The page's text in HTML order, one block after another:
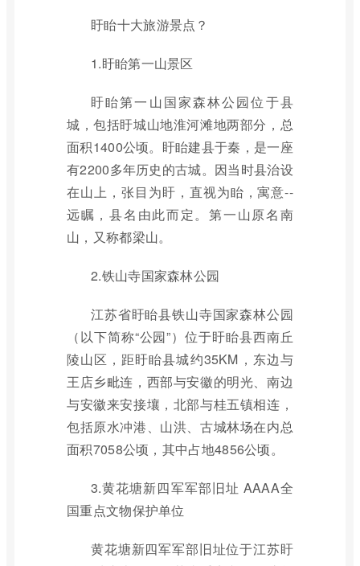
盱眙十大旅游景点？
1.盱眙第一山景区
盱眙第一山国家森林公园位于县
城，包括盱城山地淮河滩地两部分，总
面积1400公顷。盱眙建县于秦，是一座
有2200多年历史的古城。因当时县治设
在山上，张目为盱，直视为眙，寓意--
远瞩，县名由此而定。第一山原名南
山，又称都梁山。
2.铁山寺国家森林公园
江苏省盱眙县铁山寺国家森林公园
（以下简称“公园”）位于盱眙县西南丘
陵山区，距盱眙县城约35KM，东边与
王店乡毗连，西部与安徽的明光、南边
与安徽来安接壤，北部与桂五镇相连，
包括原水冲港、山洪、古城林场在内总
面积7058公顷，其中占地4856公顷。
3.黄花塘新四军军部旧址 AAAA全
国重点文物保护单位
黄花塘新四军军部旧址位于江苏盱